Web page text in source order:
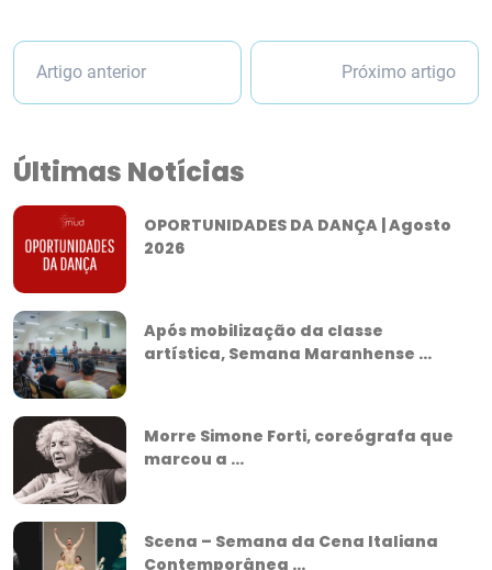
Artigo anterior Próximo artigo
Últimas Notícias
OPORTUNIDADES DA DANÇA | Agosto
2026
Após mobilização da classe
artística, Semana Maranhense ...
Morre Simone Forti, coreógrafa que
marcou a ...
Scena – Semana da Cena Italiana
Contemporânea ...